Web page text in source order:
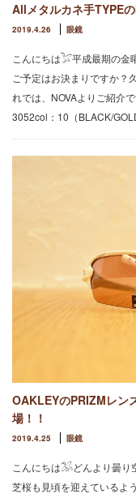
Allメタルカネ手TYPE
2019.4.26 眼鏡
こんにちは𓅯平成最期の金
ご予定はお決まりですか？
れでは、NOVAよりご紹介
3052col：10（BLACK/
OAKLEYのPRIZMレン
場！！
2019.4.25 眼鏡
こんにちは𓅮どんより曇り
芝桜も見頃を迎えているよ